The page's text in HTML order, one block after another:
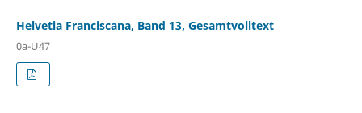
Helvetia Franciscana, Band 13, Gesamtvolltext
0a-U47